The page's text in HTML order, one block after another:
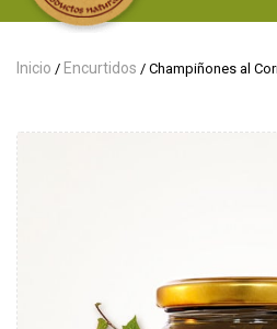
Inicio / Encurtidos / Champiñones al